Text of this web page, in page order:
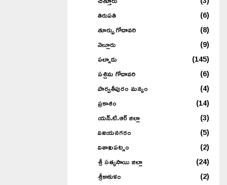
తిరుపతి
(6)
తూర్పు గోదావరి
(8)
నెల్లూరు
(9)
పల్నాడు
(145)
పశ్చిమ గోదావరి
(6)
పార్వతీపురం మన్యం
(4)
ప్రకాశం
(14)
యన్.టి.ఆర్ జిల్లా
(3)
విజయనగరం
(5)
విశాఖపట్నం
(2)
శ్రీ సత్యసాయి జిల్లా
(24)
శ్రీకాకుళం
(2)